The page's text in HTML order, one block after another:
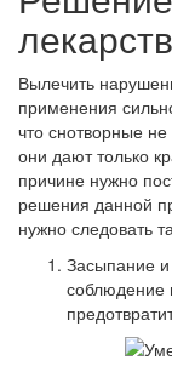
лекарств
Вылечить
применения
что снотворные
они дают только
причине нужно
решения данной
нужно следовать
Засыпание
соблюдение